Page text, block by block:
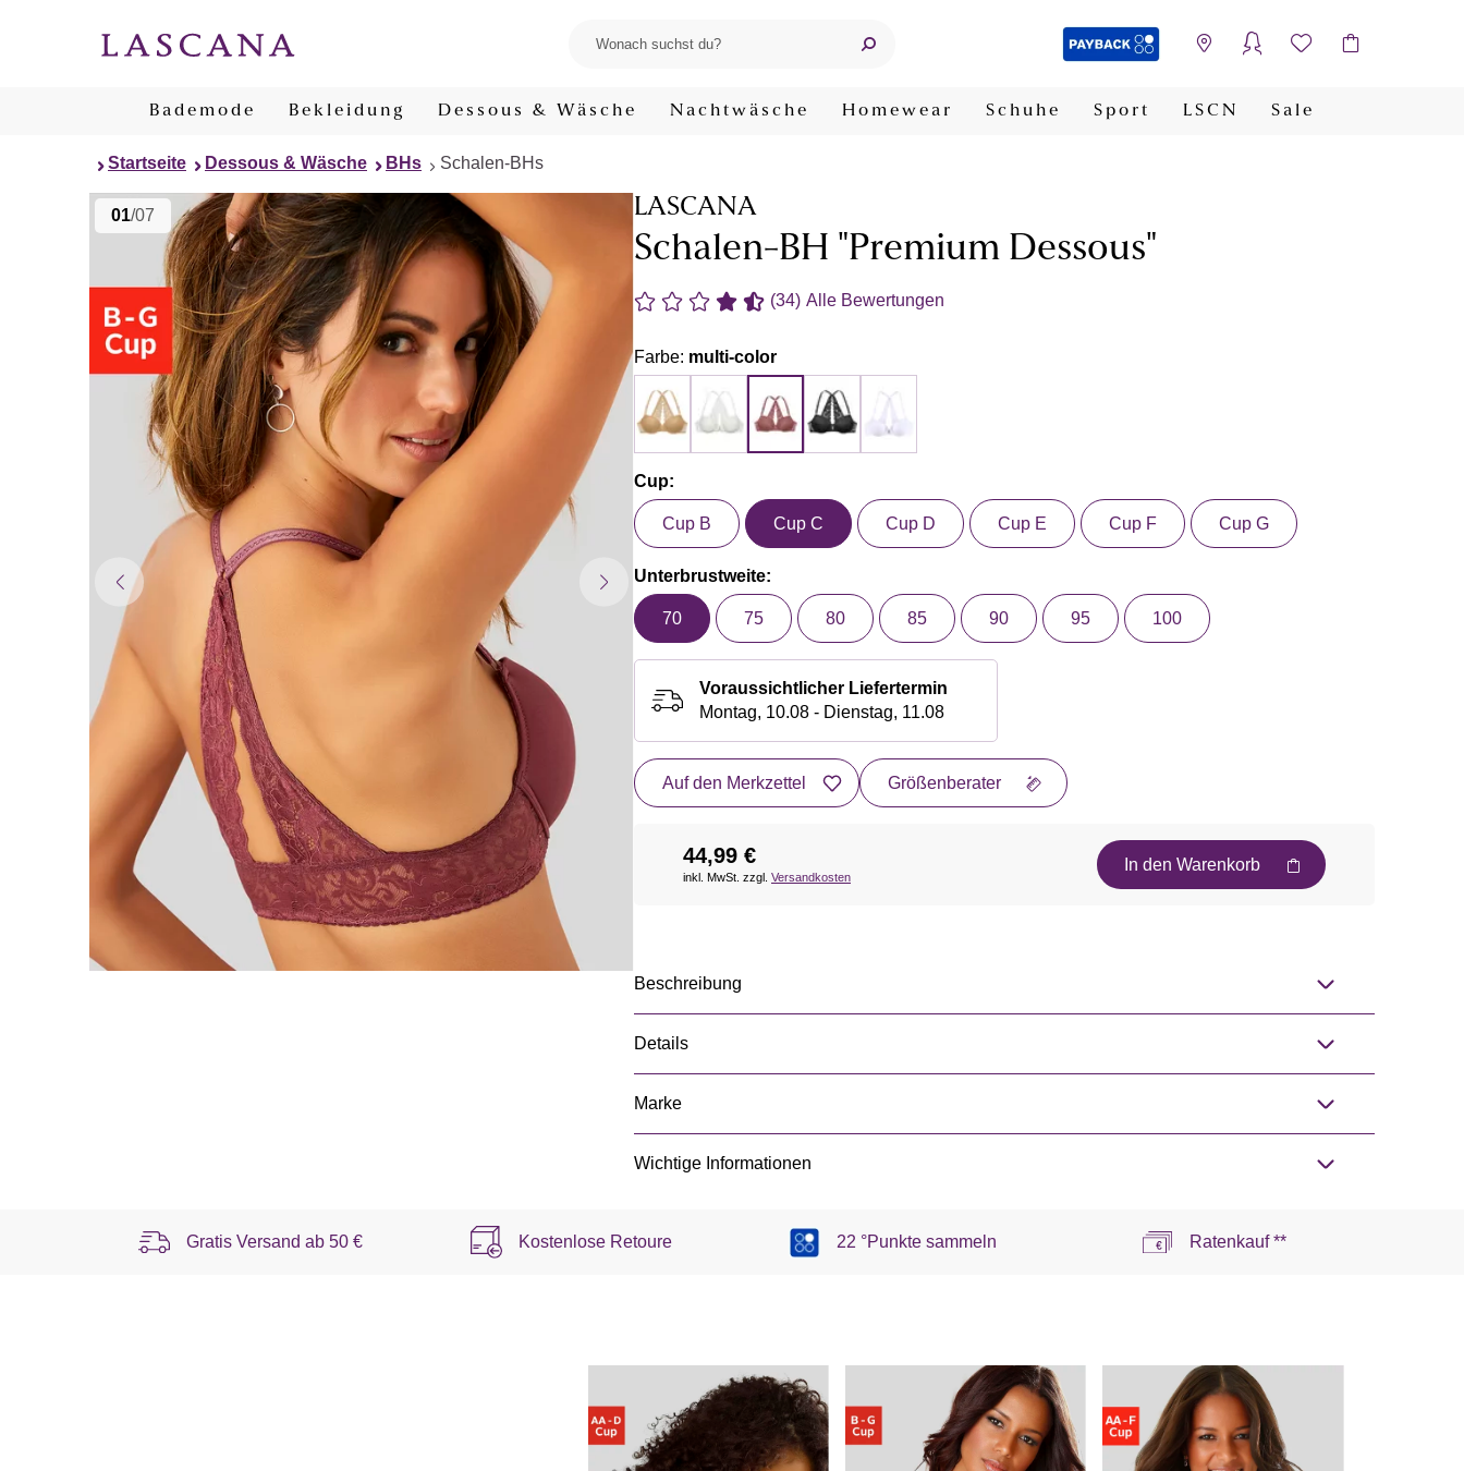
Bademode Bekleidung Dessous & Wäsche Nachtwäsche Homewear Schuhe Sport LSCN Sale
Startseite Dessous & Wäsche BHs Schalen-BHs
01/07 LASCANA
Schalen-BH "Premium Dessous"
(34) Alle Bewertungen
Farbe: multi-color
Cup:
Cup B Cup C Cup D Cup E Cup F Cup G
Unterbrustweite:
70 75 80 85 90 95 100
Voraussichtlicher Liefertermin
Montag, 10.08 - Dienstag, 11.08
Auf den Merkzettel Größenberater
44,99 €
inkl. MwSt. zzgl. Versandkosten
In den Warenkorb
Beschreibung
Details
Marke
Wichtige Informationen
Gratis Versand ab 50 € Kostenlose Retoure 22 °Punkte sammeln Ratenkauf **